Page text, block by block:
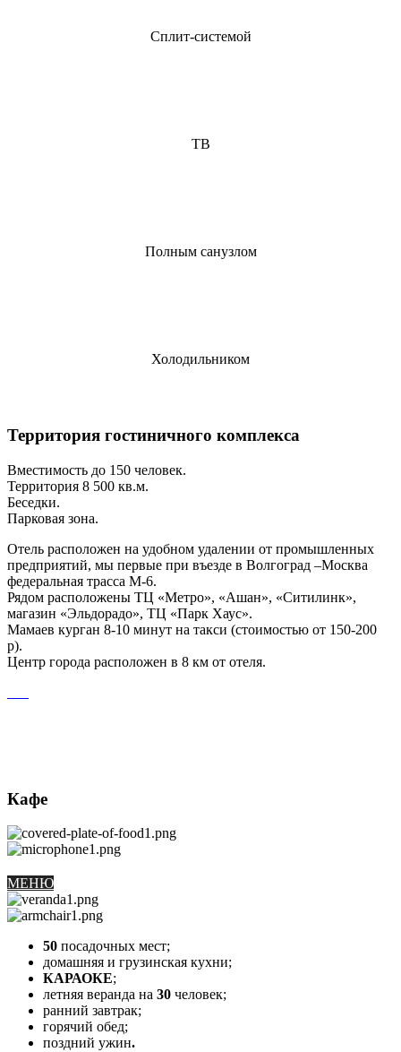
Сплит-системой
ТВ
Полным санузлом
Холодильником
Территория гостиничного комплекса
Вместимость до 150 человек.
Территория 8 500 кв.м.
Беседки.
Парковая зона.
Отель расположен на удобном удалении от промышленных
предприятий, мы первые при въезде в Волгоград –Москва
федеральная трасса М-6.
Рядом расположены ТЦ «Метро», «Ашан», «Ситилинк»,
магазин «Эльдорадо», ТЦ «Парк Хаус».
Мамаев курган 8-10 минут на такси (стоимостью от 150-200
р).
Центр города расположен в 8 км от отеля.
Кафе
МЕНЮ
50 посадочных мест;
домашняя и грузинская кухни;
КАРАОКЕ;
летняя веранда на 30 человек;
ранний завтрак;
горячий обед;
поздний ужин.